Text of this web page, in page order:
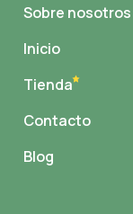
Sobre nosotros
Inicio
Tienda
Contacto
Blog